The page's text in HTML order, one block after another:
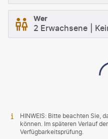
Wer
2 Erwachsene
HINWEIS: Bitte beachten Sie,
können. Im späteren Verlauf
Verfügbarkeitsprüfung.